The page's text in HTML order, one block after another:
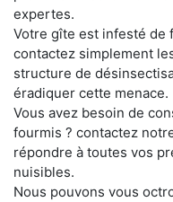
expertes.
Votre gîte est infesté de
contactez simplement
structure de
éradiquer cette menace.
Vous avez besoin de
fourmis ? contactez
répondre à toutes vos
nuisibles.
Nous pouvons vous